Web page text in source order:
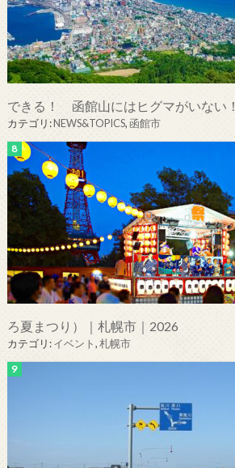
できる！ 函館山にはヒグマがいない！
カテゴリ:NEWS&TOPICS,函館市
ろ夏まつり）｜札幌市｜2026
カテゴリ:イベント,札幌市